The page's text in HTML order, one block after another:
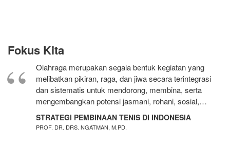
Fokus Kita
Olahraga merupakan segala bentuk kegiatan yang
melibatkan pikiran, raga, dan jiwa secara terintegrasi
dan sistematis untuk mendorong, membina, serta
mengembangkan potensi jasmani, rohani, sosial,…
STRATEGI PEMBINAAN TENIS DI INDONESIA
PROF. DR. DRS. NGATMAN, M.PD.